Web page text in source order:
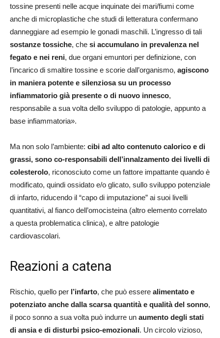
tossine presenti nelle acque inquinate dei mari/fiumi come
anche di microplastiche che studi di letteratura confermano
danneggiare ad esempio le gonadi maschili. L’ingresso di tali
sostanze tossiche, che si accumulano in prevalenza nel
fegato e nei reni, due organi emuntori per definizione, con
l’incarico di smaltire tossine e scorie dall’organismo, agiscono
in maniera potente e silenziosa su un processo
infiammatorio già presente o di nuovo innesco,
responsabile a sua volta dello sviluppo di patologie, appunto a
base infiammatoria».
Ma non solo l’ambiente: cibi ad alto contenuto calorico e di
grassi, sono co-responsabili dell’innalzamento dei livelli di
colesterolo, riconosciuto come un fattore impattante quando è
modificato, quindi ossidato e/o glicato, sullo sviluppo potenziale
di infarto, riducendo il “capo di imputazione” ai suoi livelli
quantitativi, al fianco dell’omocisteina (altro elemento correlato
a questa problematica clinica), e altre patologie
cardiovascolari.
Reazioni a catena
Rischio, quello per l’infarto, che può essere alimentato e
potenziato anche dalla scarsa quantità e qualità del sonno,
il poco sonno a sua volta può indurre un aumento degli stati
di ansia e di disturbi psico-emozionali. Un circolo vizioso,